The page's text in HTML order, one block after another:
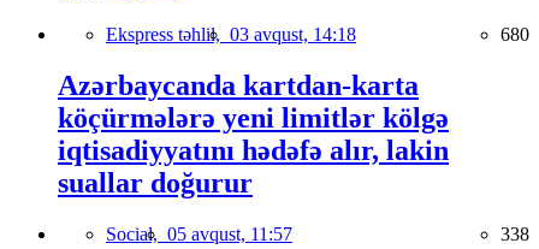
Ekspress təhlil, 03 avqust, 14:18 680
Azərbaycanda kartdan-karta
köçürmələrə yeni limitlər kölgə
iqtisadiyyatını hədəfə alır, lakin
suallar doğurur
Social, 05 avqust, 11:57 338